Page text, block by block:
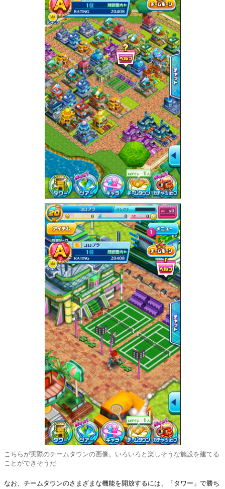
こちらが実際のチームタウンの画像。いろいろと楽しそうな施設を建てる
ことができそうだ
なお、チームタウンのさまざまな機能を開放するには、「タワー」で勝ち